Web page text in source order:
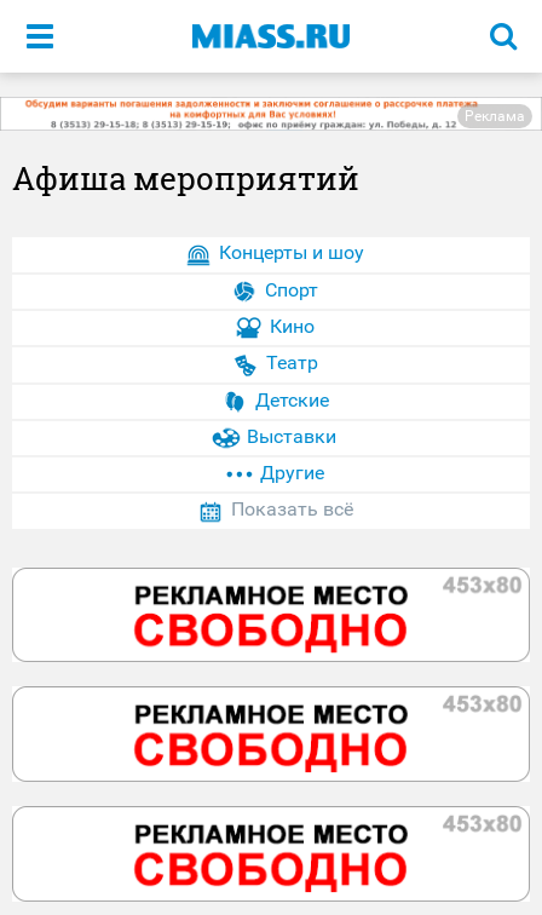
Меню
Реклама
Афиша мероприятий
Концерты и шоу
Спорт
Кино
Театр
Детские
Выставки
Другие
Показать всё